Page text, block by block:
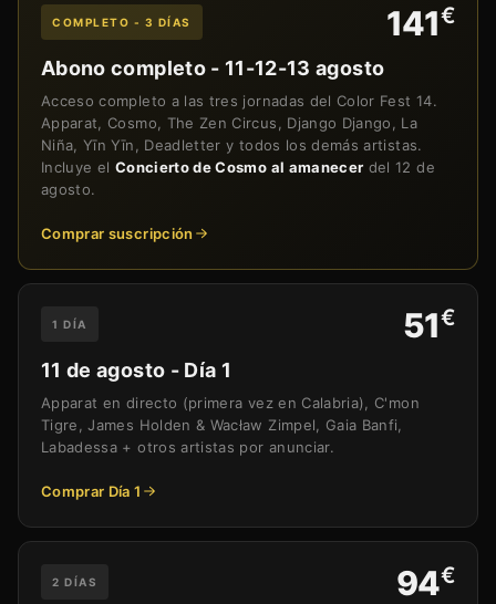
COMPLETO - 3 DÍAS 141€
Abono completo - 11-12-13 agosto
Acceso completo a las tres jornadas del Color Fest 14.
Apparat, Cosmo, The Zen Circus, Django Django, La
Niña, Yīn Yīn, Deadletter y todos los demás artistas.
Incluye el Concierto de Cosmo al amanecer del 12 de
agosto.
Comprar suscripción
1 DÍA 51€
11 de agosto - Día 1
Apparat en directo (primera vez en Calabria), C'mon
Tigre, James Holden & Wacław Zimpel, Gaia Banfi,
Labadessa + otros artistas por anunciar.
Comprar Día 1
2 DÍAS 94€